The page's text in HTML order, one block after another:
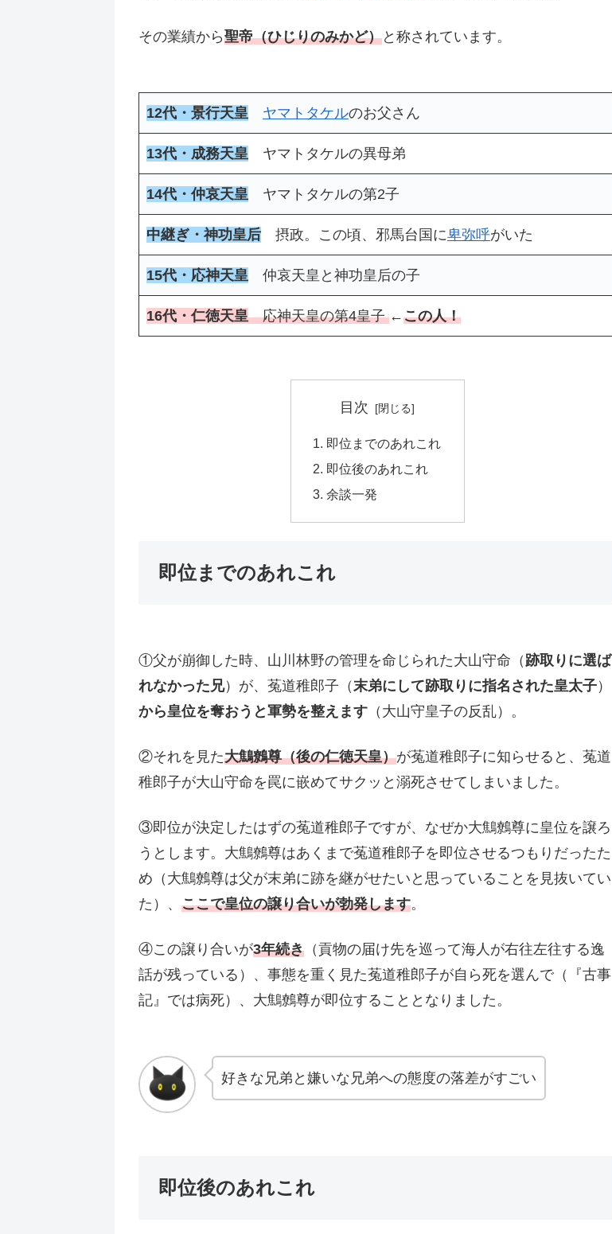
その業績から聖帝（ひじりのみかど）と称されています。
12代・景行天皇 ヤマトタケルのお父さん
13代・成務天皇 ヤマトタケルの異母弟
14代・仲哀天皇 ヤマトタケルの第2子
中継ぎ・神功皇后 摂政。この頃、邪馬台国に卑弥呼がいた
15代・応神天皇 仲哀天皇と神功皇后の子
16代・仁徳天皇応神天皇の第4皇子←この人！
目次
即位までのあれこれ
即位後のあれこれ
余談一発
即位までのあれこれ
①父が崩御した時、山川林野の管理を命じられた大山守命（ 跡取りに選ば
れなかった兄）が、菟道稚郎子（ 末弟にして跡取りに指名された皇太子）
から皇位を奪おうと軍勢を整えます （大山守皇子の反乱）。
②それを見た大鷦鷯尊（後の仁徳天皇）が菟道稚郎子に知らせると、菟道
稚郎子が大山守命を罠に嵌めてサクッと溺死させてしまいました。
③即位が決定したはずの菟道稚郎子ですが、なぜか大鷦鷯尊に皇位を譲ろ
うとします。大鷦鷯尊はあくまで菟道稚郎子を即位させるつもりだったた
め（大鷦鷯尊は父が末弟に跡を継がせたいと思っていることを見抜いてい
た）、 ここで皇位の譲り合いが勃発します。
④この譲り合いが3年続き （貢物の届け先を巡って海人が右往左往する逸
話が残っている）、事態を重く見た菟道稚郎子が自ら死を選んで（『古事
記』では病死）、大鷦鷯尊が即位することとなりました。
好きな兄弟と嫌いな兄弟への態度の落差がすごい
即位後のあれこれ